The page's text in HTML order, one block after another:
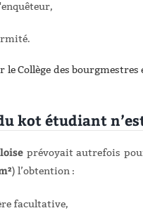
le Collège des
kot étudiant
prévoyait autrefois
) l’obtention :
facultative,